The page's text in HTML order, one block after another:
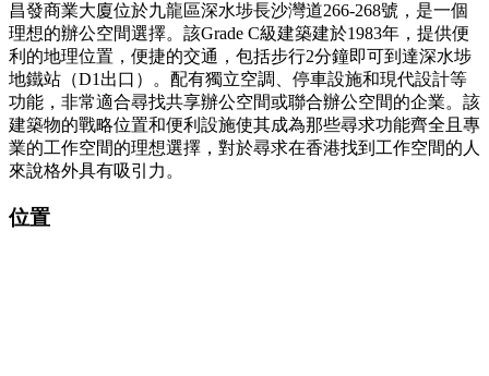
昌發商業大廈位於九龍區深水埗長沙灣道266-268號，是一個
理想的辦公空間選擇。該Grade C級建築建於1983年，提供便
利的地理位置，便捷的交通，包括步行2分鐘即可到達深水埗
地鐵站（D1出口）。配有獨立空調、停車設施和現代設計等
功能，非常適合尋找共享辦公空間或聯合辦公空間的企業。該
建築物的戰略位置和便利設施使其成為那些尋求功能齊全且專
業的工作空間的理想選擇，對於尋求在香港找到工作空間的人
來說格外具有吸引力。
位置